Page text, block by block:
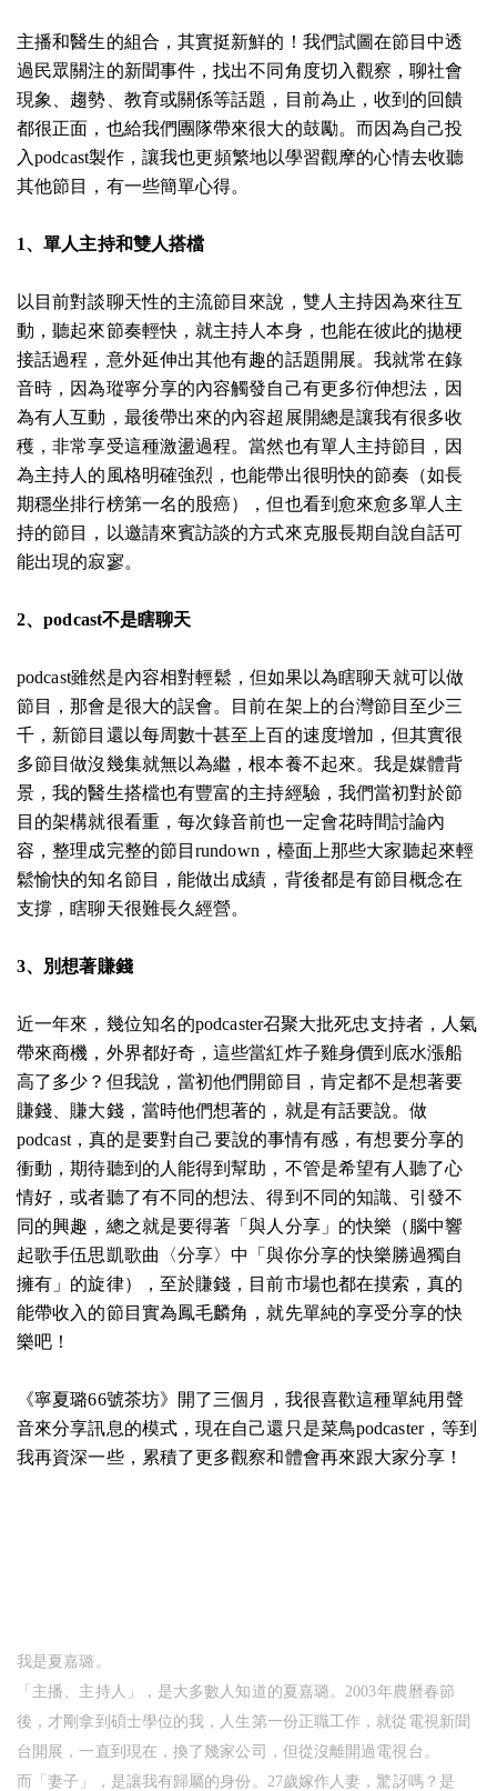
主播和醫生的組合，其實挺新鮮的！我們試圖在節目中透
過民眾關注的新聞事件，找出不同角度切入觀察，聊社會
現象、趨勢、教育或關係等話題，目前為止，收到的回饋
都很正面，也給我們團隊帶來很大的鼓勵。而因為自己投
入podcast製作，讓我也更頻繁地以學習觀摩的心情去收聽
其他節目，有一些簡單心得。
1、單人主持和雙人搭檔
以目前對談聊天性的主流節目來說，雙人主持因為來往互
動，聽起來節奏輕快，就主持人本身，也能在彼此的拋梗
接話過程，意外延伸出其他有趣的話題開展。我就常在錄
音時，因為瑽寧分享的內容觸發自己有更多衍伸想法，因
為有人互動，最後帶出來的內容超展開總是讓我有很多收
穫，非常享受這種激盪過程。當然也有單人主持節目，因
為主持人的風格明確強烈，也能帶出很明快的節奏（如長
期穩坐排行榜第一名的股癌），但也看到愈來愈多單人主
持的節目，以邀請來賓訪談的方式來克服長期自說自話可
能出現的寂寥。
2、podcast不是瞎聊天
podcast雖然是內容相對輕鬆，但如果以為瞎聊天就可以做
節目，那會是很大的誤會。目前在架上的台灣節目至少三
千，新節目還以每周數十甚至上百的速度增加，但其實很
多節目做沒幾集就無以為繼，根本養不起來。我是媒體背
景，我的醫生搭檔也有豐富的主持經驗，我們當初對於節
目的架構就很看重，每次錄音前也一定會花時間討論內
容，整理成完整的節目rundown，檯面上那些大家聽起來輕
鬆愉快的知名節目，能做出成績，背後都是有節目概念在
支撐，瞎聊天很難長久經營。
3、別想著賺錢
近一年來，幾位知名的podcaster召聚大批死忠支持者，人氣
帶來商機，外界都好奇，這些當紅炸子雞身價到底水漲船
高了多少？但我說，當初他們開節目，肯定都不是想著要
賺錢、賺大錢，當時他們想著的，就是有話要說。做
podcast，真的是要對自己要說的事情有感，有想要分享的
衝動，期待聽到的人能得到幫助，不管是希望有人聽了心
情好，或者聽了有不同的想法、得到不同的知識、引發不
同的興趣，總之就是要得著「與人分享」的快樂（腦中響
起歌手伍思凱歌曲〈分享〉中「與你分享的快樂勝過獨自
擁有」的旋律），至於賺錢，目前市場也都在摸索，真的
能帶收入的節目實為鳳毛麟角，就先單純的享受分享的快
樂吧！
《寧夏璐66號茶坊》
開了三個月，我很喜歡這種單純用聲
音來分享訊息的模式，現在自己還只是菜鳥podcaster，等到
我再資深一些，累積了更多觀察和體會再來跟大家分享！
我是夏嘉璐。
「主播、主持人」，是大多數人知道的夏嘉璐。2003年農曆春節
後，才剛拿到碩士學位的我，人生第一份正職工作，就從電視新聞
台開展，一直到現在，換了幾家公司，但從沒離開過電視台。
而「妻子」，是讓我有歸屬的身份。27歲嫁作人妻，驚訝嗎？是